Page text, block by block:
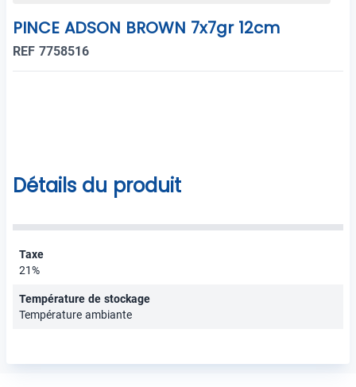
PINCE ADSON BROWN 7x7gr 12cm
REF 7758516
Détails du produit
Taxe
21%
Température de stockage
Température ambiante